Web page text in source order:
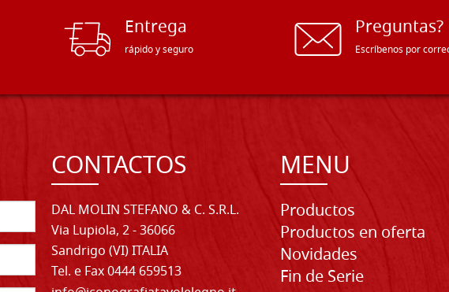
Entrega
rápido y seguro
Preguntas?
Escríbenos por
CONTACTOS
DAL MOLIN STEFANO & C. S.R.L.
Via Lupiola, 2 - 36066
Sandrigo (VI) ITALIA
Tel. e Fax 0444 659513
MENU
Productos
Productos en oferta
Novidades
Fin de Serie